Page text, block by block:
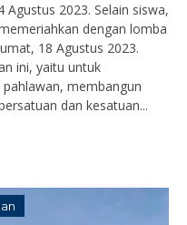
Agustus 2023. Selain siswa,
dengan lomba
18 Agustus 2023.
ini, yaitu untuk
membangun
dan kesatuan...